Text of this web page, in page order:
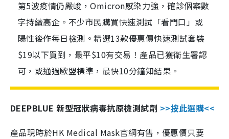
第5波疫情仍嚴峻，Omicron感染力強，確診個案數
字持續高企。不少市民購買快速測試「看門口」或
陽性後作每日檢測。精選13款優惠價快速測試套裝
$19以下買到，最平$10有交易！產品已獲衛生署認
可，或通過歐盟標準，最快10分鐘知結果。
DEEPBLUE 新型冠狀病毒抗原檢測試劑 >>按此選購<<
產品現時於HK Medical Mask官網有售，優惠價只要